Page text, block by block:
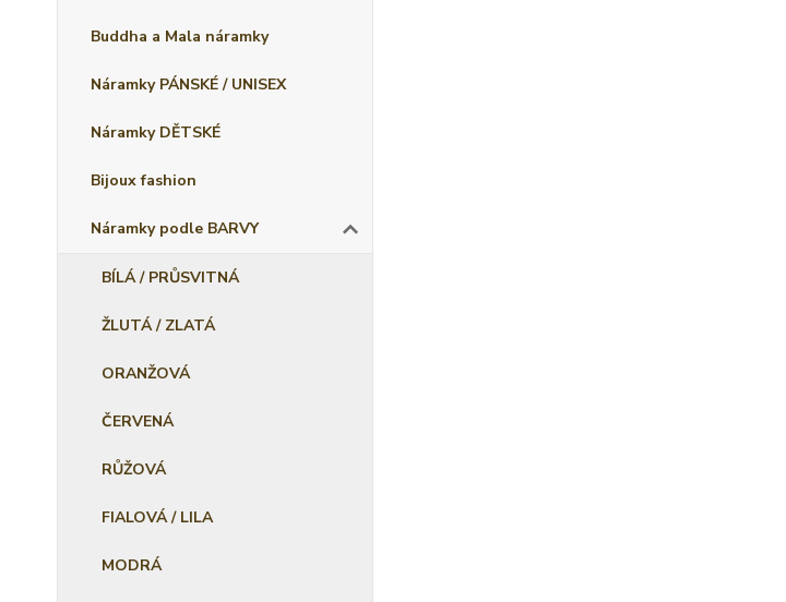
Buddha a Mala náramky
Náramky PÁNSKÉ / UNISEX
Náramky DĚTSKÉ
Bijoux fashion
Náramky podle BARVY
BÍLÁ / PRŮSVITNÁ
ŽLUTÁ / ZLATÁ
ORANŽOVÁ
ČERVENÁ
RŮŽOVÁ
FIALOVÁ / LILA
MODRÁ